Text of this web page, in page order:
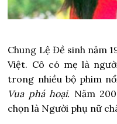
Chung Lệ Đề sinh năm
Việt. Cô có mẹ là
trong nhiều bộ phim
Vua phá hoại. Năm
chọn là Người phụ nữ